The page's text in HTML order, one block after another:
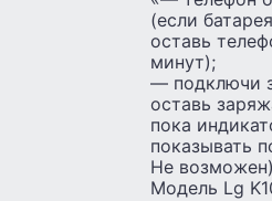
(если
оставь
минут);
— подключи
оставь
пока
показывать
Не
Модель Lg